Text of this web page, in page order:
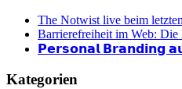
The Notwist live beim
Barrierefreiheit im Web: Die
𝗣𝗲𝗿𝘀𝗼𝗻𝗮𝗹 𝗕𝗿𝗮𝗻𝗱𝗶𝗻𝗴
Kategorien